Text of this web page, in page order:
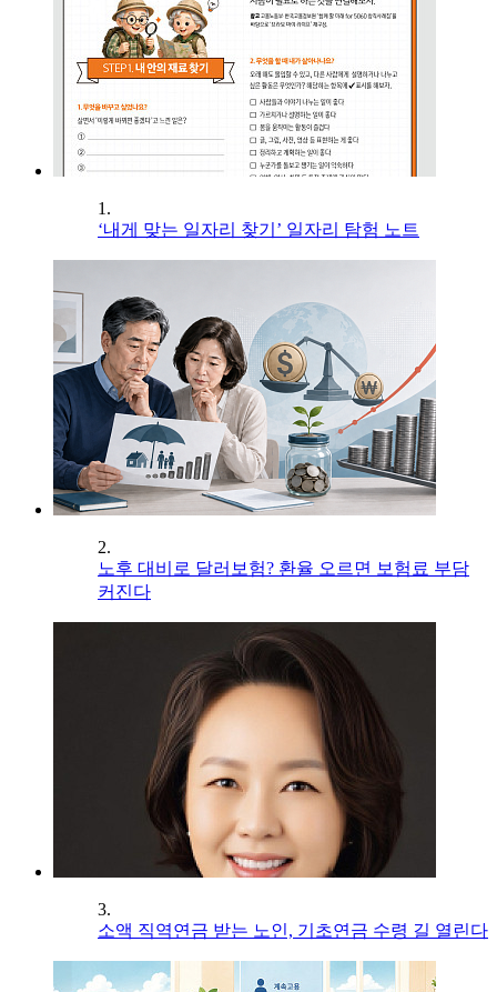
1.
‘내게 맞는 일자리 찾기’ 일자리 탐험 노트
2.
노후 대비로 달러보험? 환율 오르면 보험료 부담
커진다
3.
소액 직역연금 받는 노인, 기초연금 수령 길 열린다